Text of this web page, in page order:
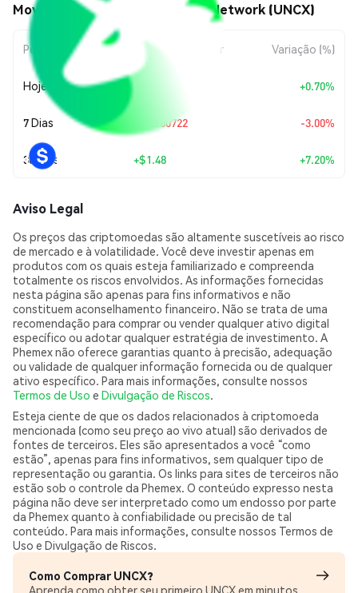
Movimentos de preço de UNCX Network (UNCX)
Período Variação do Valor Variação (%)
Hoje +0.70%
7 Dias -$0.680722 -3.00%
30 Dias +$1.48 +7.20%
Aviso Legal
Os preços das criptomoedas são altamente suscetíveis ao risco
de mercado e à volatilidade. Você deve investir apenas em
produtos com os quais esteja familiarizado e compreenda
totalmente os riscos envolvidos. As informações fornecidas
nesta página são apenas para fins informativos e não
constituem aconselhamento financeiro. Não se trata de uma
recomendação para comprar ou vender qualquer ativo digital
específico ou adotar qualquer estratégia de investimento. A
Phemex não oferece garantias quanto à precisão, adequação
ou validade de qualquer informação fornecida ou de qualquer
ativo específico. Para mais informações, consulte nossos
Termos de Uso e Divulgação de Riscos.
Esteja ciente de que os dados relacionados à criptomoeda
mencionada (como seu preço ao vivo atual) são derivados de
fontes de terceiros. Eles são apresentados a você “como
estão”, apenas para fins informativos, sem qualquer tipo de
representação ou garantia. Os links para sites de terceiros não
estão sob o controle da Phemex. O conteúdo expresso nesta
página não deve ser interpretado como um endosso por parte
da Phemex quanto à confiabilidade ou precisão de tal
conteúdo. Para mais informações, consulte nossos Termos de
Uso e Divulgação de Riscos.
Como Comprar UNCX?
Aprenda como obter seu primeiro UNCX em minutos.